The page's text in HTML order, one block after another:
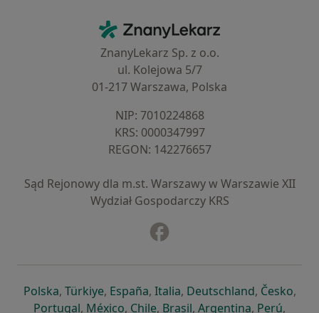
ZnanyLekarz - Strona główna
ZnanyLekarz Sp. z o.o.
ul. Kolejowa 5/7
01-217 Warszawa, Polska
NIP: ⁠7010224868
KRS: ⁠0000347997
REGON: ⁠142276657
Sąd Rejonowy dla m.st. Warszawy w Warszawie XII
Wydział Gospodarczy KRS
Polskaotwiera się w nowej karcie
, Türkiyeotwiera się w nowej karcie
, Españaotwiera się w nowej karcie
, Italiaotwiera się w nowej
, Deutschlandotwiera się
, Česko,
Portugalotwiera się w nowej karcie
, Méxicootwiera się w nowej karcie
, Chileotwiera się w nowej karcie
, Brasilotwiera się w nowej
, Argentinaotwiera się
, Perú,